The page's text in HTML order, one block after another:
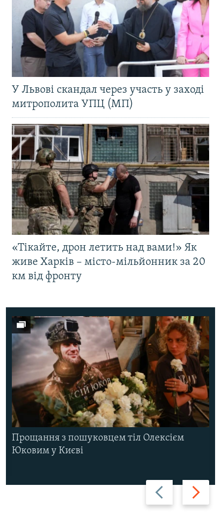
У Львові скандал через участь у заході
митрополита УПЦ (МП)
«Тікайте, дрон летить над вами!» Як
живе Харків – місто-мільйонник за 20
км від фронту
Назад Вперед
Прощання з пошуковцем тіл Олексієм
Юковим у Києві